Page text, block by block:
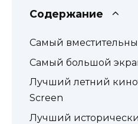
Содержание
Самый
Самый большой
Лучший летний
Screen
Лучший